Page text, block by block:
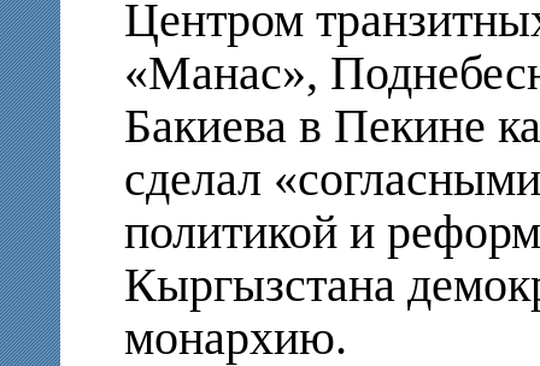
Центром
«Манас»,
Бакиева в Пекине
сделал
политикой и
Кыргызстана
монархию.